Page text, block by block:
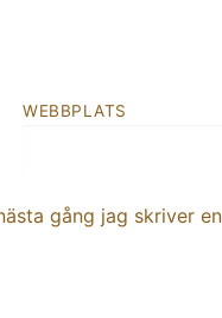
WEBBPLATS
gång jag skriver en